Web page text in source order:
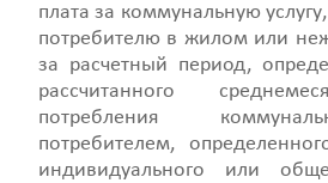
плата за коммунальную
потребителю в жилом или
за расчетный период,
рассчитанного
потребления
потребителем,
индивидуального или